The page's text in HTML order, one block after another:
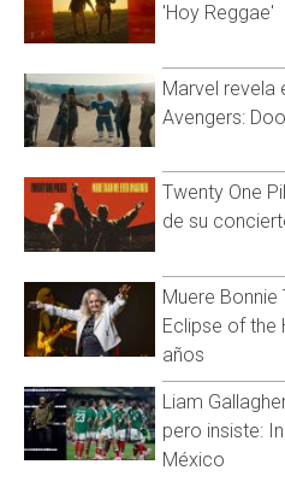
'Hoy Reggae'
Marvel revela
Avengers:
Twenty One
de su
Muere Bonnie
Eclipse of the
años
Liam
pero insiste:
México